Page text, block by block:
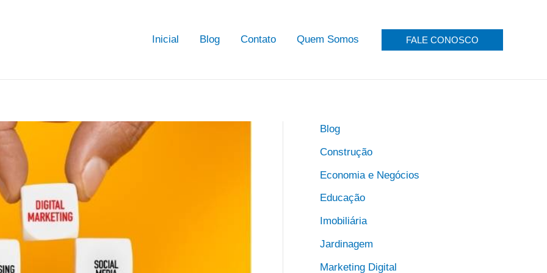
Inicial Blog Contato Quem Somos FALE CONOSCO
Blog
Construção
Economia e Negócios
Educação
Imobiliária
Jardinagem
Marketing Digital